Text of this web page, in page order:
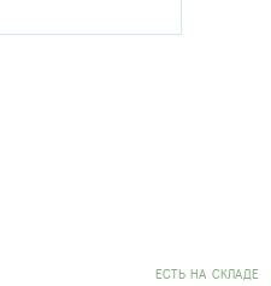
EСТЬ НА СКЛАДЕ